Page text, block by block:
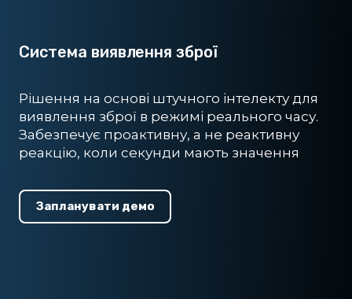
Система виявлення зброї
Рішення на основі штучного інтелекту для
виявлення зброї в режимі реального часу.
Забезпечує проактивну, а не реактивну
реакцію, коли секунди мають значення
Запланувати демо